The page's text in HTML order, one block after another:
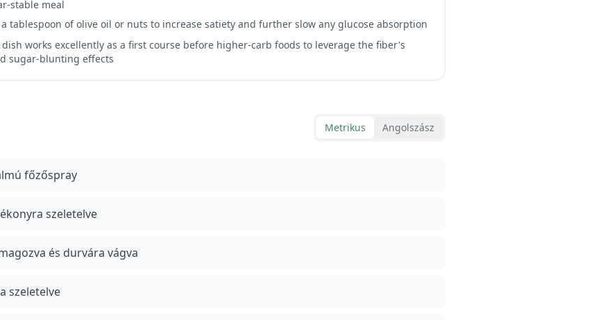
stable meal
tablespoon of olive oil or nuts to increase satiety and further slow any glucose absorption
dish works excellently as a first course before higher-carb foods to leverage the fiber's
sugar-blunting effects
Metrikus Angolszász
főzőspray
szeletelve
és durvára vágva
szeletelve